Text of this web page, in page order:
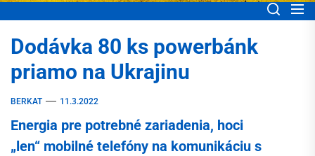
pomáhame ľuďom
Ukrajiny
Dodávka 80 ks powerbánk
priamo na Ukrajinu
BERKAT 11.3.2022
Energia pre potrebné zariadenia, hoci
„len“ mobilné telefóny na komunikáciu s